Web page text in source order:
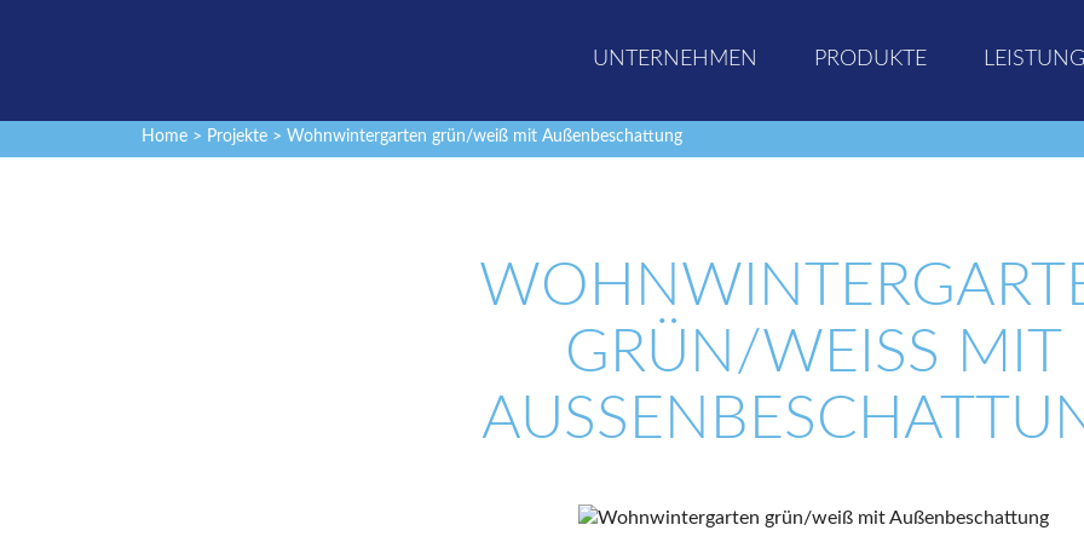
UNTERNEHMEN PRODUKTE
Home > Projekte > Wohnwintergarten grün/weiß mit Außenbeschattung
GRÜN/WEISS MIT A
USSENBESCHATTUNG